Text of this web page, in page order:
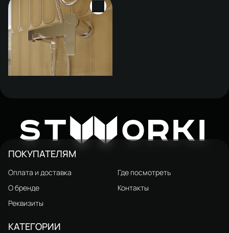
STWORKI Нарвик HDA4223Y
глянцевый хром, латунь, с
поворотным изливом,
12 037 ₽
STW ORKI
ПОКУПАТЕЛЯМ
Оплата и доставка
Где посмотреть
О бренде
Контакты
Реквизиты
КАТЕГОРИИ